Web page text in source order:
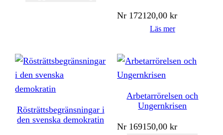
Nr 172120,00kr
Läs mer
Rösträttsbegränsningar i
den svenska demokratin
Arbetarrörelsen och
Ungernkrisen
Nr 169150,00kr